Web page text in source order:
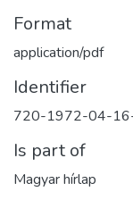
Format
application/pdf
Identifier
720-1972-04-
Is part of
Magyar hírlap